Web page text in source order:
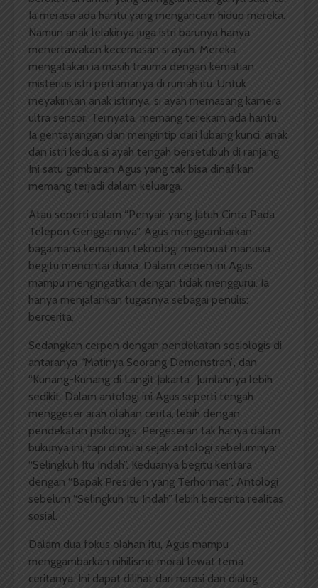
Ia merasa ada hantu yang mengancam hidup mereka.
Namun anak lelakinya juga istri barunya hanya
menertawakan kecemasan si ayah. Mereka
mengatakan ia masih trauma dengan kematian
misterius istri pertamanya di rumah itu. Untuk
meyakinkan anak istrinya, si ayah memasang kamera
ultra sensor. Ternyata, memang terekam ada hantu.
Ia gentayangan dan mengintip dari lubang kunci, anak
dan istri kedua si ayah tengah bersetubuh di ranjang.
Ini satu gambaran Agus yang tak bisa dinafikan
memang terjadi dalam keluarga.
Atau seperti dalam “Penyair yang Jatuh Cinta Pada
Telepon Genggamnya”. Agus menggambarkan
bagaimana kemajuan teknologi membuat manusia
begitu mencintai dunia. Dalam cerpen ini Agus
mampu mengingatkan dengan tidak menggurui. Ia
hanya menjalankan tugasnya sebagai penulis:
bercerita.
Sedangkan cerpen dengan pendekatan sosiologis di
antaranya “Matinya Seorang Demonstran”, dan
“Kunang-Kunang di Langit Jakarta”. Jumlahnya lebih
sedikit. Dalam antologi ini Agus seperti tengah
menggeser arah olahan cerita, lebih dengan
pendekatan psikologis. Pergeseran tak hanya dalam
bukunya ini, tapi dimulai sejak antologi sebelumnya:
“Selingkuh Itu Indah”. Keduanya begitu kentara
dengan “Bapak Presiden yang Terhormat”, Antologi
sebelum “Selingkuh Itu Indah” lebih bercerita realitas
sosial.
Dalam dua fokus olahan itu, Agus mampu
menggambarkan nihilisme moral lewat tema
ceritanya. Ini dapat dilihat dari narasi dan dialog